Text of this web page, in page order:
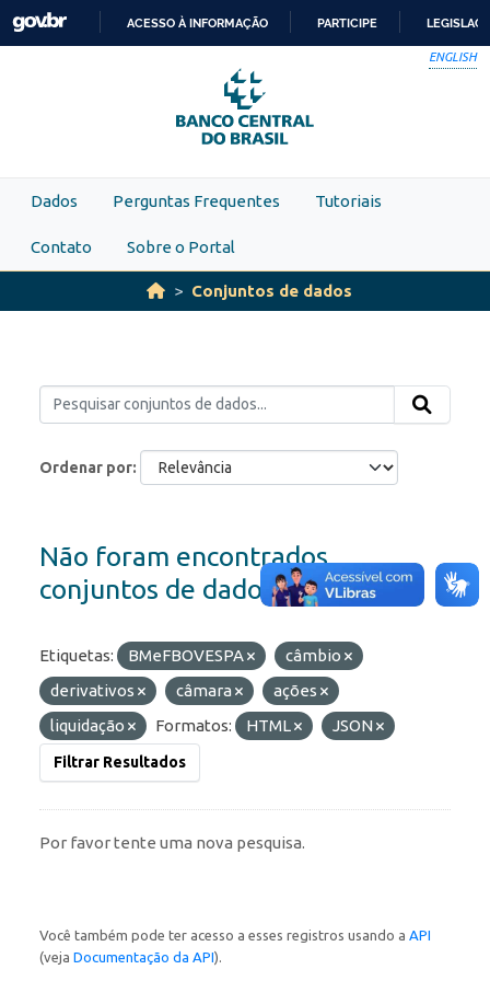
Skip to main content
PARA
O
CONTEÚDO
ACESSO À INFORMAÇÃO PARTICIPE
ENGLISH
Dados Perguntas Frequentes Tutoriais
Contato Sobre o Portal
Conjuntos de dados
Ordenar por
Não foram encontrados
conjuntos de dados
Etiquetas: BMeFBOVESPA
câmbio
derivativos
câmara
ações
liquidação
Formatos: HTML JSON
Filtrar Resultados
Por favor tente uma nova pesquisa.
Você também pode ter acesso a esses registros usando a API
(veja Documentação da API).